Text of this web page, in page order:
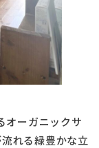
オーガニックサ
れる緑豊かな立